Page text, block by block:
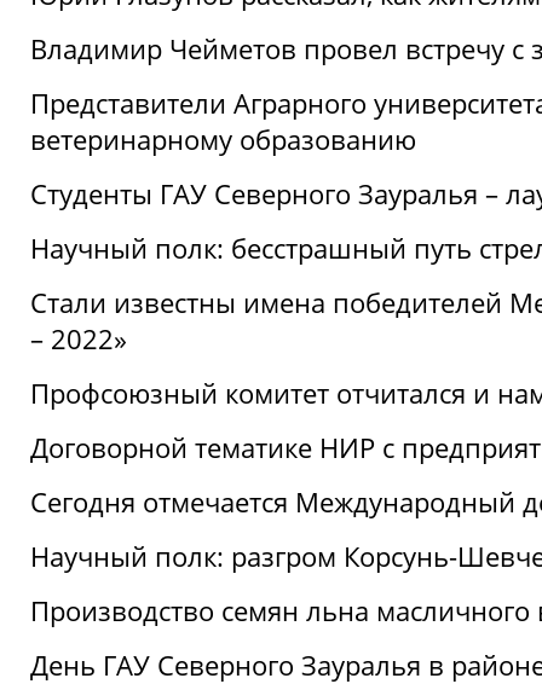
Владимир Чейметов провел встречу
Представители Аграрного
ветеринарному образованию
Студенты ГАУ Северного Зауралья –
Научный полк: бесстрашный путь
Стали известны имена победителей
– 2022»
Профсоюзный комитет отчитался и
Договорной тематике НИР с
Сегодня отмечается Международный
Научный полк: разгром Корсунь-
Производство семян льна
День ГАУ Северного Зауралья в